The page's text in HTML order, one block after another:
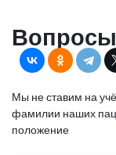
Мы не ставим на
фамилии наших
положение